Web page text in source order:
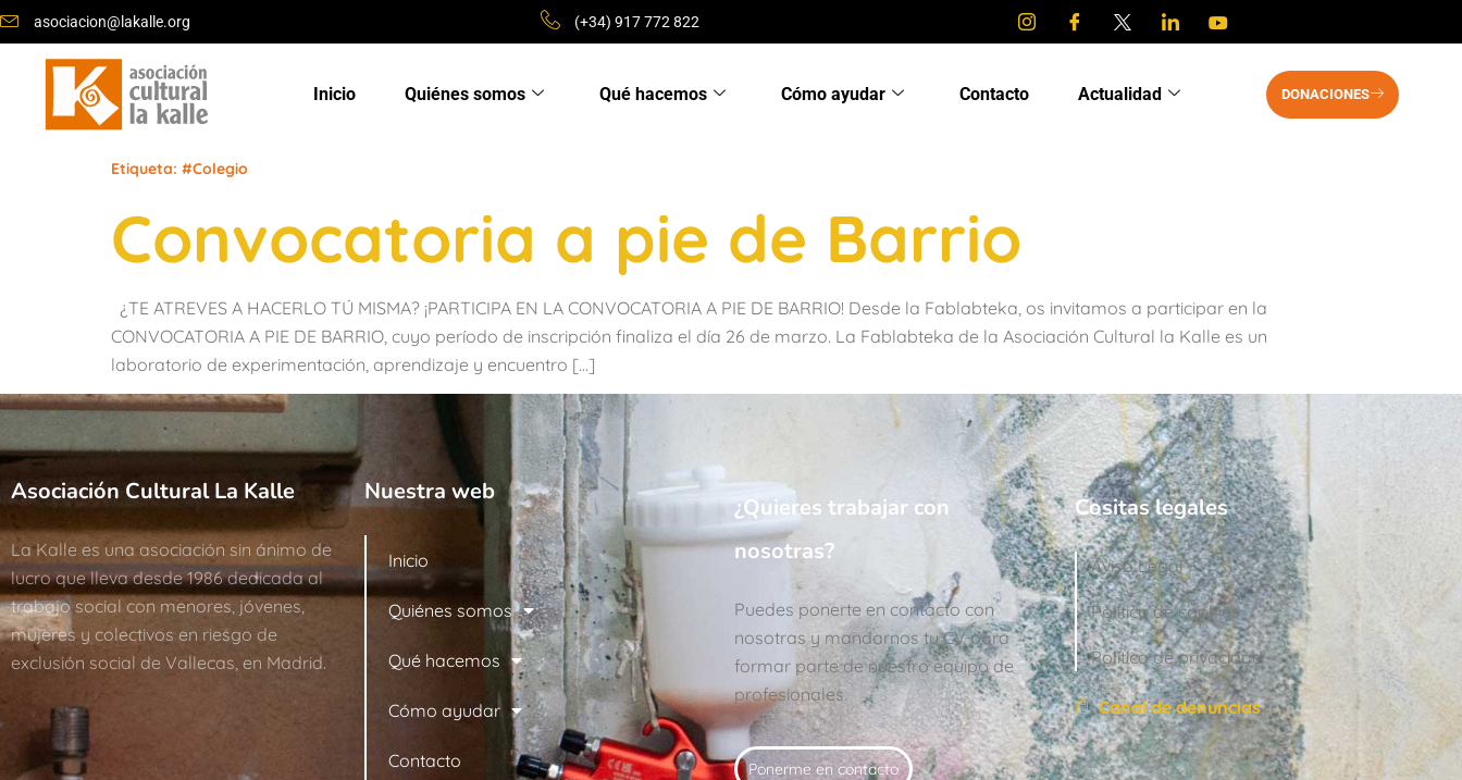
asociacion@lakalle.org (+34) 917 772 822
Inicio Quiénes somos Qué hacemos Cómo ayudar Contacto Actualidad DONACIONES
Etiqueta: #Colegio
Convocatoria a pie de Barrio
¿TE ATREVES A HACERLO TÚ MISMA? ¡PARTICIPA EN LA CONVOCATORIA A PIE DE BARRIO! Desde la Fablabteka, os invitamos a participar en la
CONVOCATORIA A PIE DE BARRIO, cuyo período de inscripción finaliza el día 26 de marzo. La Fablabteka de la Asociación Cultural la Kalle es un
laboratorio de experimentación, aprendizaje y encuentro […]
Asociación Cultural La Kalle
La Kalle es una asociación sin ánimo de
lucro que lleva desde 1986 dedicada al
trabajo social con menores, jóvenes,
mujeres y colectivos en riesgo de
exclusión social de Vallecas, en Madrid.
Nuestra web
Inicio
Quiénes somos
Qué hacemos
Cómo ayudar
Contacto
¿Quieres trabajar con
nosotras?
Puedes ponerte en contacto con
nosotras y mandarnos tu CV para
formar parte de nuestro equipo de
profesionales.
Ponerme en contacto
Cositas legales
Aviso Legal
Política de cookies
Política de privacidad
Canal de denuncias